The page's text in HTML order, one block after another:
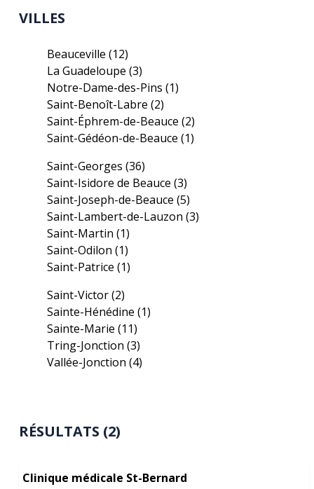
VILLES
Beauceville(12)
La Guadeloupe(3)
Notre-Dame-des-Pins(1)
Saint-Benoît-Labre(2)
Saint-Éphrem-de-Beauce(2)
Saint-Gédéon-de-Beauce(1)
Saint-Georges(36)
Saint-Isidore de Beauce(3)
Saint-Joseph-de-Beauce(5)
Saint-Lambert-de-Lauzon(3)
Saint-Martin(1)
Saint-Odilon(1)
Saint-Patrice(1)
Saint-Victor(2)
Sainte-Hénédine(1)
Sainte-Marie(11)
Tring-Jonction(3)
Vallée-Jonction(4)
RÉSULTATS (2)
Clinique médicale St-Bernard